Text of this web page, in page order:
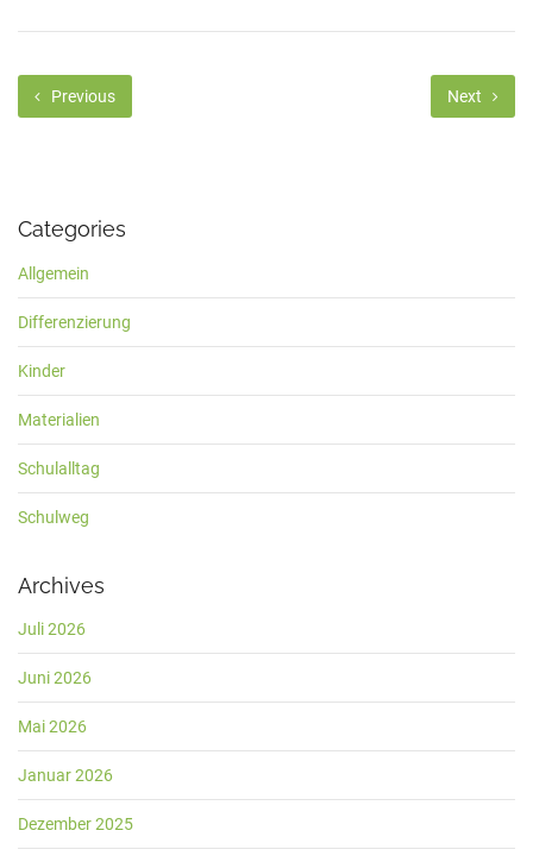
Previous Next
Categories
Allgemein
Differenzierung
Kinder
Materialien
Schulalltag
Schulweg
Archives
Juli 2026
Juni 2026
Mai 2026
Januar 2026
Dezember 2025